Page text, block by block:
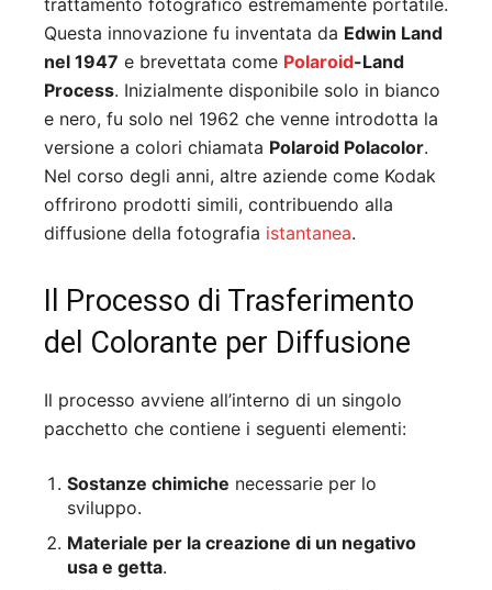
trattamento fotografico estremamente portatile.
Questa innovazione fu inventata da Edwin Land
nel 1947 e brevettata come Polaroid-Land
Process. Inizialmente disponibile solo in bianco
e nero, fu solo nel 1962 che venne introdotta la
versione a colori chiamata Polaroid Polacolor.
Nel corso degli anni, altre aziende come Kodak
offrirono prodotti simili, contribuendo alla
diffusione della fotografia istantanea.
Il Processo di Trasferimento
del Colorante per Diffusione
Il processo avviene all’interno di un singolo
pacchetto che contiene i seguenti elementi:
Sostanze chimiche necessarie per lo
sviluppo.
Materiale per la creazione di un negativo
usa e getta.